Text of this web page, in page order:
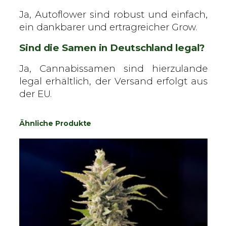
Ja, Autoflower sind robust und einfach,
ein dankbarer und ertragreicher Grow.
Sind die Samen in Deutschland legal?
Ja, Cannabissamen sind hierzulande
legal erhältlich, der Versand erfolgt aus
der EU.
Ähnliche Produkte